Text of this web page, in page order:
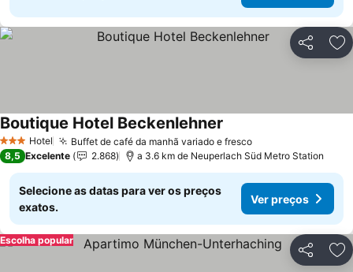
Partilhar
3 EstrelasHotel Buffet de café da manhã variado e frescoVer preços
Boutique Hotel Beckenlehner
8,5 Excelente 2.868 a 3.6 km de Neuperlach Süd Metro Station
Selecione as datas para ver os preços
exatos.
Ver preços
Partilhar
Escolha popular